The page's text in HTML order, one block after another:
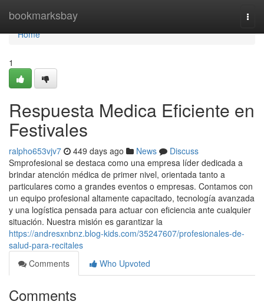
bookmarksbay
Home
Home
1
Respuesta Medica Eficiente en
Festivales
ralpho653vjv7 449 days ago News
Discuss
Smprofesional se destaca como una empresa líder dedicada a
brindar atención médica de primer nivel, orientada tanto a
particulares como a grandes eventos o empresas. Contamos con
un equipo profesional altamente capacitado, tecnología avanzada
y una logística pensada para actuar con eficiencia ante cualquier
situación. Nuestra misión es garantizar la
https://andresxnbnz.blog-kids.com/35247607/profesionales-de-
salud-para-recitales
Comments
Who Upvoted
Comments